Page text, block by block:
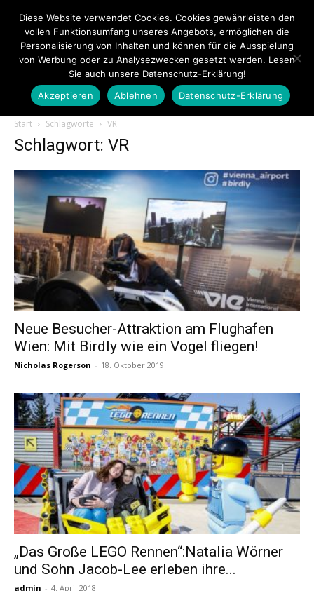
Touristiknews.de
Touristiknews
und
Reiseempfehlungen.
Start Schlagworte VR
Schlagwort: VR
Neue Besucher-Attraktion am Flughafen
Wien: Mit Birdly wie ein Vogel fliegen!
Nicholas Rogerson - 18. Oktober 2019
„Das Große LEGO Rennen“:Natalia Wörner
und Sohn Jacob-Lee erleben ihre...
admin - 4. April 2018
Diese Website verwendet Cookies. Cookies gewährleisten den
vollen Funktionsumfang unseres Angebots, ermöglichen die
Personalisierung von Inhalten und können für die Ausspielung
von Werbung oder zu Analysezwecken gesetzt werden. Lesen
Sie auch unsere Datenschutz-Erklärung!
Akzeptieren
Ablehnen Datenschutz-Erklärung